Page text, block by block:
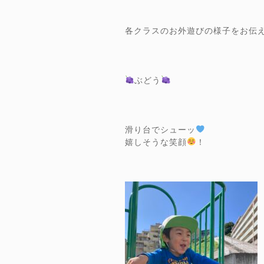
各クラスのお外遊びの様子をお伝
ぶどう
滑り台でシューッ
嬉しそうな笑顔
！